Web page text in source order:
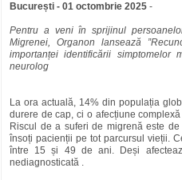
București - 01 octombrie 2025 -
Pentru a veni în sprijinul
Migrenei, Organon lansează
importanței identificării
neurolog
La ora actuală, 14% din populația
durere de cap, ci o afecțiune
Riscul de a suferi de migrenă este
însoți pacienții pe tot parcursul vieții.
între 15 și 49 de ani. Deși
nediagnosticată .